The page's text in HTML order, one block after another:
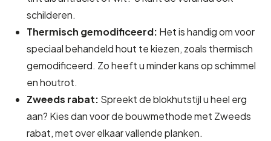
schilderen.
Thermisch gemodificeerd: Het is handig om voor
speciaal behandeld hout te kiezen, zoals thermisch
gemodificeerd. Zo heeft u minder kans op schimmel
en houtrot.
Zweeds rabat: Spreekt de blokhutstijl u heel erg
aan? Kies dan voor de bouwmethode met Zweeds
rabat, met over elkaar vallende planken.